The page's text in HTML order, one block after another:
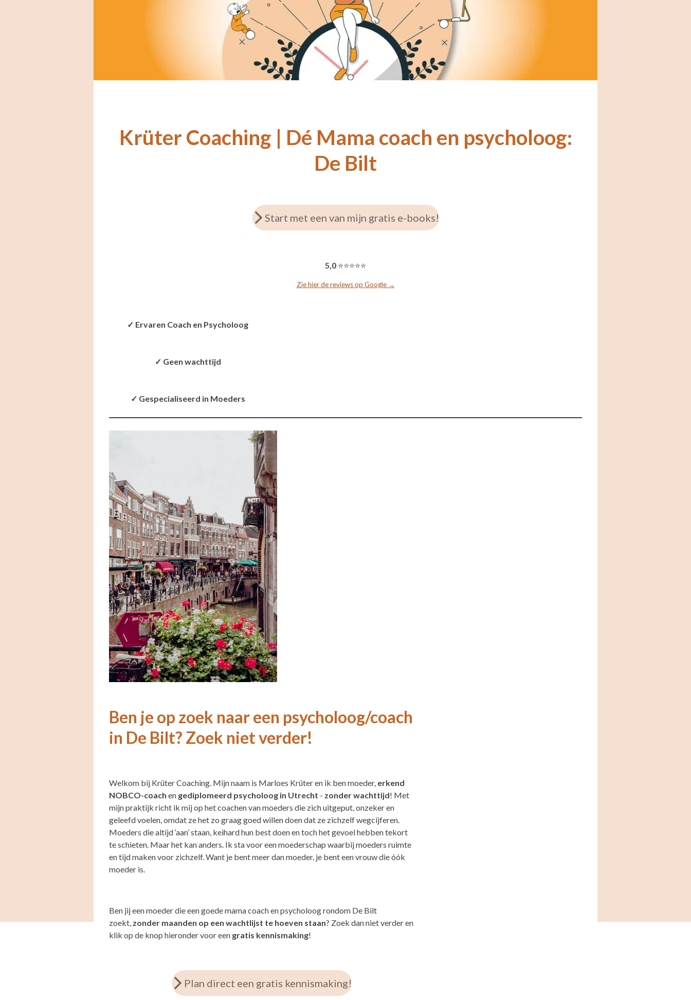
Krüter Coaching | Dé Mama coach en psycholoog:
De Bilt
Start met een van mijn gratis e-books!
5,0 ⭐⭐⭐⭐⭐
Zie hier de reviews op Google →
✓ Ervaren Coach en Psycholoog
✓ Geen wachttijd
✓ Gespecialiseerd in Moeders
Ben je op zoek naar een psycholoog/coach
in De Bilt? Zoek niet verder!
Welkom bij Krüter Coaching. Mijn naam is Marloes Krüter en ik ben moeder, erkend
NOBCO-coach en gediplomeerd psycholoog in Utrecht - zonder wachttijd! Met
mijn praktijk richt ik mij op het coachen van moeders die zich uitgeput, onzeker en
geleefd voelen, omdat ze het zo graag goed willen doen dat ze zichzelf wegcijferen.
Moeders die altijd ‘aan’ staan, keihard hun best doen en toch het gevoel hebben tekort
te schieten. Maar het kan anders. Ik sta voor een moederschap waarbij moeders ruimte
en tijd maken voor zichzelf. Want je bent meer dan moeder, je bent een vrouw die óók
moeder is.
Ben jij een moeder die een goede mama coach en psycholoog rondom De Bilt
zoekt, zonder maanden op een wachtlijst te hoeven staan? Zoek dan niet verder en
klik op de knop hieronder voor een gratis kennismaking!
Plan direct een gratis kennismaking!